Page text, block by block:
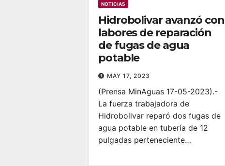
NOTICIAS
Hidrobolivar avanzó con
labores de reparación
de fugas de agua
potable
MAY 17, 2023
(Prensa MinAguas 17-05-2023).-
La fuerza trabajadora de
Hidrobolivar reparó dos fugas de
agua potable en tubería de 12
pulgadas perteneciente…